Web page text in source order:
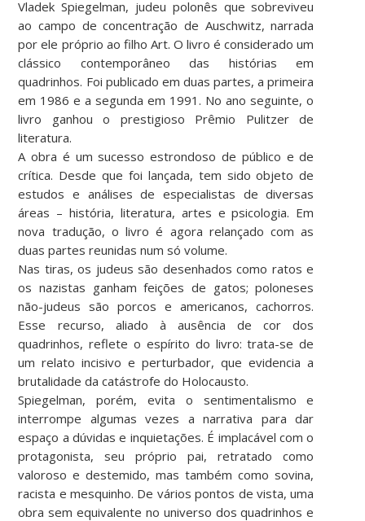
Vladek Spiegelman, judeu polonês que sobreviveu
ao campo de concentração de Auschwitz, narrada
por ele próprio ao filho Art. O livro é considerado um
clássico contemporâneo das histórias em
quadrinhos. Foi publicado em duas partes, a primeira
em 1986 e a segunda em 1991. No ano seguinte, o
livro ganhou o prestigioso Prêmio Pulitzer de
literatura.
A obra é um sucesso estrondoso de público e de
crítica. Desde que foi lançada, tem sido objeto de
estudos e análises de especialistas de diversas
áreas – história, literatura, artes e psicologia. Em
nova tradução, o livro é agora relançado com as
duas partes reunidas num só volume.
Nas tiras, os judeus são desenhados como ratos e
os nazistas ganham feições de gatos; poloneses
não-judeus são porcos e americanos, cachorros.
Esse recurso, aliado à ausência de cor dos
quadrinhos, reflete o espírito do livro: trata-se de
um relato incisivo e perturbador, que evidencia a
brutalidade da catástrofe do Holocausto.
Spiegelman, porém, evita o sentimentalismo e
interrompe algumas vezes a narrativa para dar
espaço a dúvidas e inquietações. É implacável com o
protagonista, seu próprio pai, retratado como
valoroso e destemido, mas também como sovina,
racista e mesquinho. De vários pontos de vista, uma
obra sem equivalente no universo dos quadrinhos e